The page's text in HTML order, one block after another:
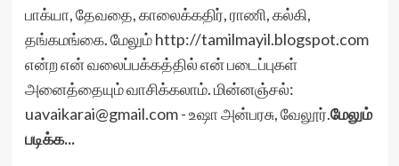
பாக்யா, தேவதை, காலைக்கதிர், ராணி, கல்கி,
தங்கமங்கை. மேலும் http://tamilmayil.blogspot.com
என்ற என் வலைப்பக்கத்தில் என் படைப்புகள்
அனைத்தையும் வாசிக்கலாம். மின்னஞ்சல்:
uavaikarai@gmail.com - உஷா அன்பரசு, வேலூர்.மேலும்
படிக்க...